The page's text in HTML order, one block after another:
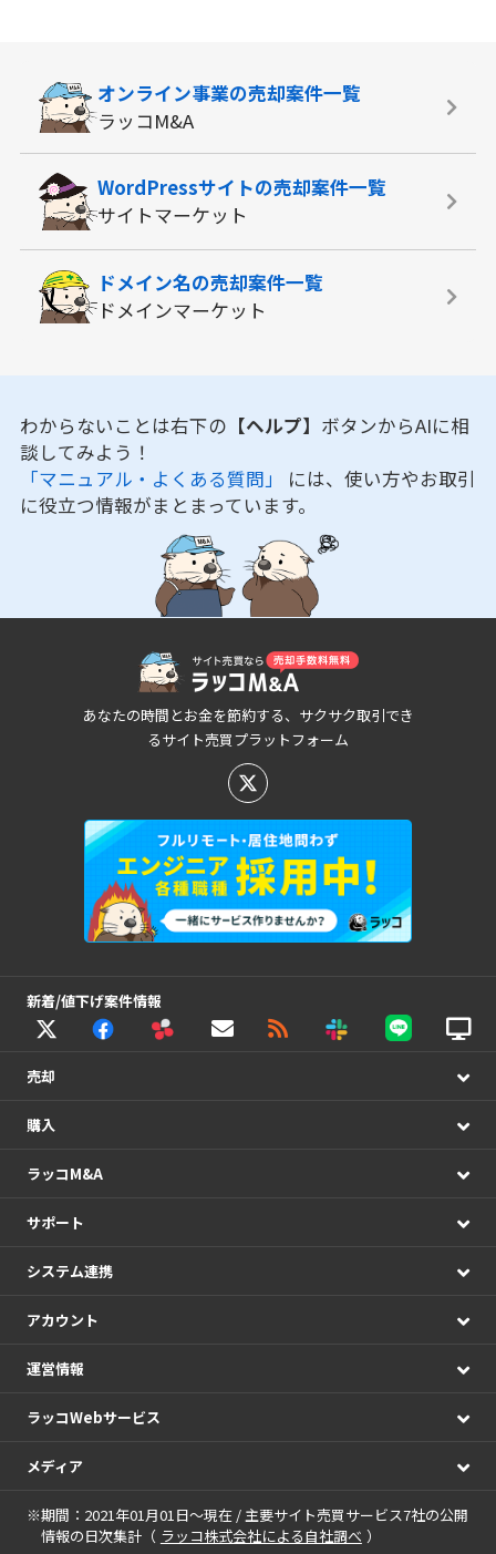
オンライン事業の売却案件一覧
ラッコM&A
WordPressサイトの売却案件一覧
サイトマーケット
ドメイン名の売却案件一覧
ドメインマーケット
わからないことは右下の 【ヘルプ】 ボタンからAIに相
談してみよう！
「マニュアル・よくある質問」 には、使い方やお取引
に役立つ情報がまとまっています。
あなたの時間とお金を節約する、サクサク取引でき
るサイト売買プラットフォーム
新着/値下げ案件情報
売却
購入
ラッコM&A
サポート
システム連携
アカウント
運営情報
ラッコWebサービス
メディア
※期間：2021年01月01日～現在 / 主要サイト売買サービス7社の公開
情報の日次集計（ ラッコ株式会社による自社調べ ）